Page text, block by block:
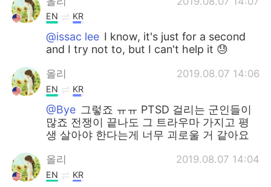
EN KR
@issac lee I know, it's just for a second
and I try not to, but I can't help it 😓
올리 2019.08.07 14:06
EN KR
@Bye 그렇죠 ㅠㅠ PTSD 걸리는 군인들이
많죠 전쟁이 끝나도 그 트라우마 가지고 평
생 살아야 한다는게 너무 괴로울 거 같아요
올리 2019.08.07 14:04
EN KR